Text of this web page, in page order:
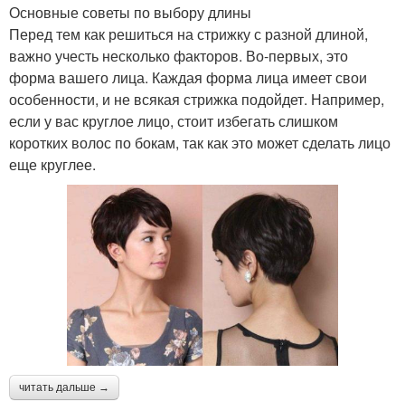
Основные советы по выбору длины
Перед тем как решиться на стрижку с разной длиной,
важно учесть несколько факторов. Во-первых, это
форма вашего лица. Каждая форма лица имеет свои
особенности, и не всякая стрижка подойдет. Например,
если у вас круглое лицо, стоит избегать слишком
коротких волос по бокам, так как это может сделать лицо
еще круглее.
читать дальше →